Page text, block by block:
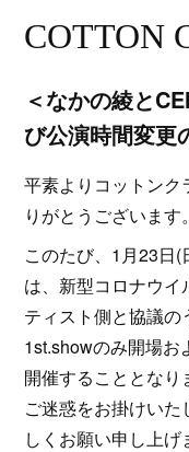
COTTON
＜なかの綾と
び公演時間変更
平素よりコットン
りがとうございます。
このたび、1月23日
は、新型コロナウ
ティスト側と協議の
1st.showのみ開場お
開催することとな
ご迷惑をお掛けい
しくお願い申し上げ